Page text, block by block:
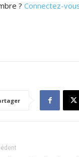
? Connectez-